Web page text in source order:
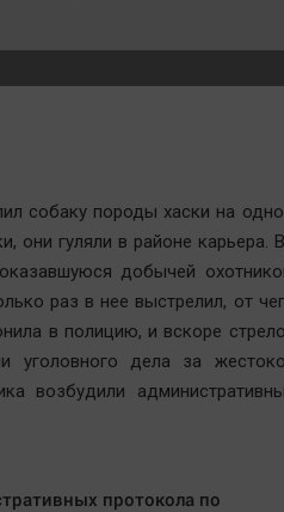
ЖКХ
Интервью
собаку породы хаски на
они гуляли в районе карьера.
добычей
раз в нее выстрелил, от
в полицию, и вскоре
уголовного дела за
возбудили
протокола по